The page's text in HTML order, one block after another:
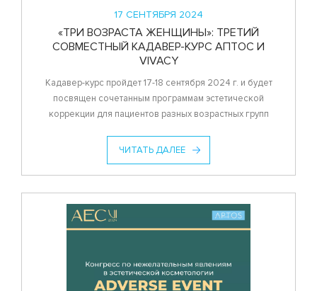
17 СЕНТЯБРЯ 2024
«ТРИ ВОЗРАСТА ЖЕНЩИНЫ»: ТРЕТИЙ
СОВМЕСТНЫЙ КАДАВЕР-КУРС АПТОС И
VIVACY
Кадавер-курс пройдет 17-18 сентября 2024 г. и будет
посвящен сочетанным программам эстетической
коррекции для пациентов разных возрастных групп
ЧИТАТЬ ДАЛЕЕ